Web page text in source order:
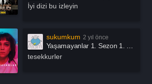
Bu Boşluğu
Ben Gri
Sky
Bir Yeraltı Sit-com’u
Olur Mu?
Bizi Ayıran Çizgi
Mirror
İyi dizi bu izleyin
sukumkum 2 yıl önce
Yaşamayanlar 1. Sezon 1. Bölüm İzle
tesekkurler